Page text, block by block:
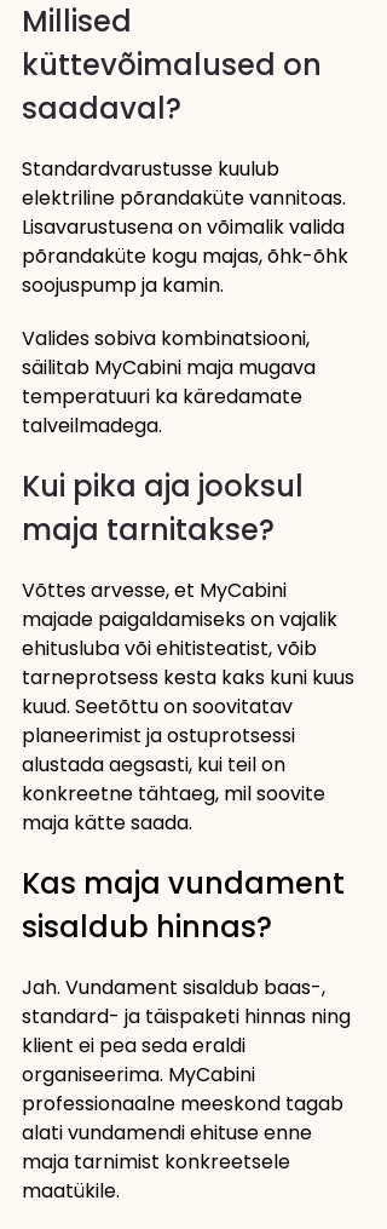
Millised
küttevõimalused on
saadaval?
Standardvarustusse kuulub
elektriline põrandaküte vannitoas.
Lisavarustusena on võimalik valida
põrandaküte kogu majas, õhk-õhk
soojuspump ja kamin.
Valides sobiva kombinatsiooni,
säilitab MyCabini maja mugava
temperatuuri ka käredamate
talveilmadega.
Kui pika aja jooksul
maja tarnitakse?
Võttes arvesse, et MyCabini
majade paigaldamiseks on vajalik
ehitusluba või ehitisteatist, võib
tarneprotsess kesta kaks kuni kuus
kuud. Seetõttu on soovitatav
planeerimist ja ostuprotsessi
alustada aegsasti, kui teil on
konkreetne tähtaeg, mil soovite
maja kätte saada.
Kas maja vundament
sisaldub hinnas?
Jah. Vundament sisaldub baas-,
standard- ja täispaketi hinnas ning
klient ei pea seda eraldi
organiseerima. MyCabini
professionaalne meeskond tagab
alati vundamendi ehituse enne
maja tarnimist konkreetsele
maatükile.